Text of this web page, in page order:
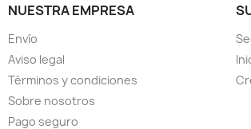
NUESTRA EMPRESA
Envío
Aviso legal
Términos y condiciones
Sobre nosotros
Pago seguro